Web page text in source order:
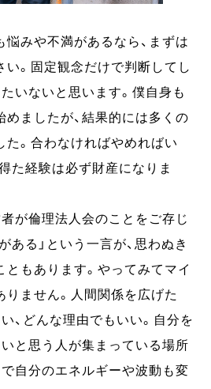
悩みや不満があるなら、まずは
い。固定観念だけで判断してし
いないと思います。僕自身も
めましたが、結果的には多くの
た。合わなければやめればい
た経験は必ず財産になりま
者が倫理法人会のことをご存じ
ある」という一言が、思わぬき
ともあります。やってみてマイ
りません。人間関係を広げた
、どんな理由でもいい。自分を
いと思う人が集まっている場所
で自分のエネルギーや波動も変